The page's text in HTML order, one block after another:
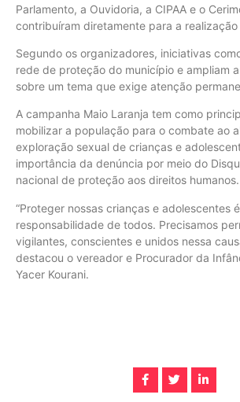
Parlamento, a Ouvidoria, a CIPAA e o
contribuíram diretamente para a
Segundo os organizadores, iniciativas
rede de proteção do município e ampliam
sobre um tema que exige atenção
A campanha Maio Laranja tem como
mobilizar a população para o combate ao
exploração sexual de crianças e
importância da denúncia por meio do
nacional de proteção aos direitos humanos.
“Proteger nossas crianças e adolescentes
responsabilidade de todos. Precisamos
vigilantes, conscientes e unidos nessa
destacou o vereador e Procurador da
Yacer Kourani.